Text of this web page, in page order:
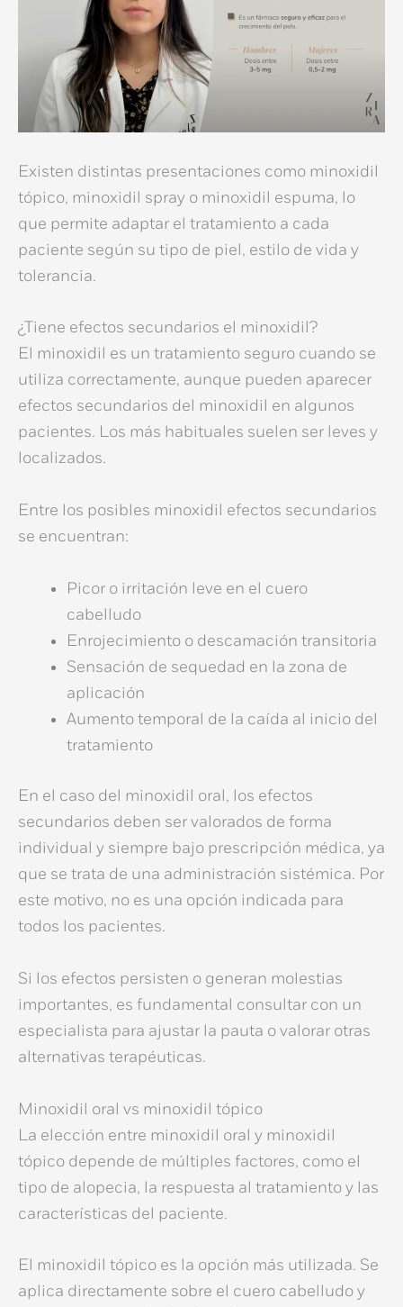
Existen distintas presentaciones como minoxidil
tópico, minoxidil spray o minoxidil espuma, lo
que permite adaptar el tratamiento a cada
paciente según su tipo de piel, estilo de vida y
tolerancia.
¿Tiene efectos secundarios el minoxidil?
El minoxidil es un tratamiento seguro cuando se
utiliza correctamente, aunque pueden aparecer
efectos secundarios del minoxidil en algunos
pacientes. Los más habituales suelen ser leves y
localizados.
Entre los posibles minoxidil efectos secundarios
se encuentran:
Picor o irritación leve en el cuero
cabelludo
Enrojecimiento o descamación transitoria
Sensación de sequedad en la zona de
aplicación
Aumento temporal de la caída al inicio del
tratamiento
En el caso del minoxidil oral, los efectos
secundarios deben ser valorados de forma
individual y siempre bajo prescripción médica, ya
que se trata de una administración sistémica. Por
este motivo, no es una opción indicada para
todos los pacientes.
Si los efectos persisten o generan molestias
importantes, es fundamental consultar con un
especialista para ajustar la pauta o valorar otras
alternativas terapéuticas.
Minoxidil oral vs minoxidil tópico
La elección entre minoxidil oral y minoxidil
tópico depende de múltiples factores, como el
tipo de alopecia, la respuesta al tratamiento y las
características del paciente.
El minoxidil tópico es la opción más utilizada. Se
aplica directamente sobre el cuero cabelludo y